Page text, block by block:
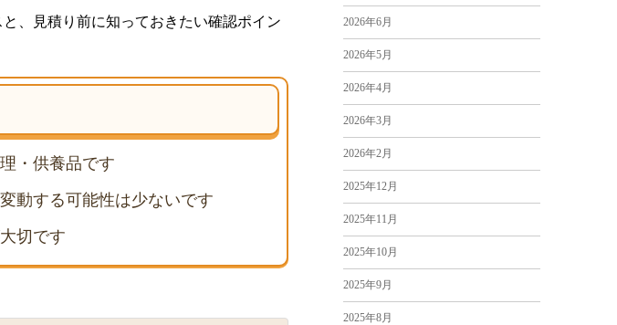
、見積り前に知っておきたい確認ポイン
・供養品です
動する可能性は少ないです
切です
2026年6月
2026年5月
2026年4月
2026年3月
2026年2月
2025年12月
2025年11月
2025年10月
2025年9月
2025年8月